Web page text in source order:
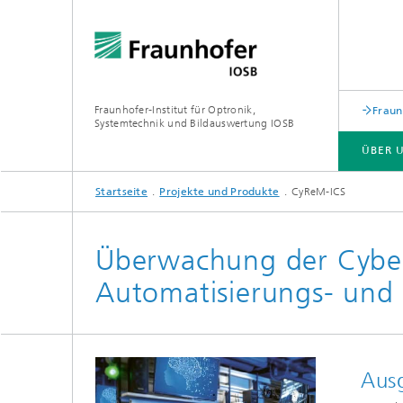
Fraunhofer-Institut für Optronik,
Systemtechnik und Bildauswertung IOSB
ÜBER
ÜBER UNS
GESCHÄFTSFELDER
KOMPETENZEN
Lasertechnologie (LAS)
Optronik (OPT)
Signatorik (SIG)
PUBLIKATIONEN
Startseite Projekte und Produkte CyReM-ICS
Überwachung der
Automatisierungs- und